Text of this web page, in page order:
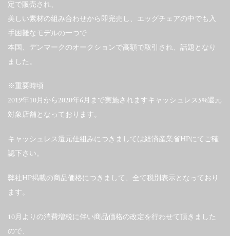
定で販売され、
美しい素材の組み合わせから即完売し、エッグチェアの中でも入
手困難なモデルの一つで
本国、デンマークのオークションで高額で取引され、話題となり
ました。
※重要時頃
2019年10月から2020年6月まで実施されますキャッシュレス5%還元
対象店舗となっております。
キャッシュレス還元仕組みにつきましては経済産業省HPにてご確
認下さい。
弊社HP掲載の商品価格につきまして、全て税別表示となっており
ます。
10月よりの消費増税に伴い商品価格の改定を行わせて頂きました
ので、